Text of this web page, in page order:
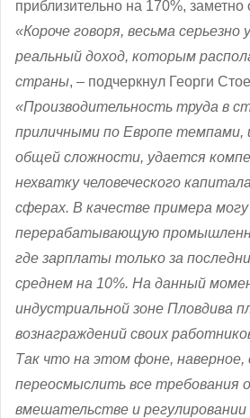
приблизительно на 170%,
«Короче говоря, весьма серьезно
реальный доход, которым
страны, – подчеркнул Георги
«Производительность труда в
приличными по Европе темпами,
общей сложности, удается
нехватку человеческого
сферах. В качестве примера могу
перерабатывающую
где зарплаты только за
среднем на 10%. На данный
индустриальной зоне Пловдива
вознаграждений своих
Так что на этом фоне, наверное,
переосмыслить все требования
вмешательстве и регулировании